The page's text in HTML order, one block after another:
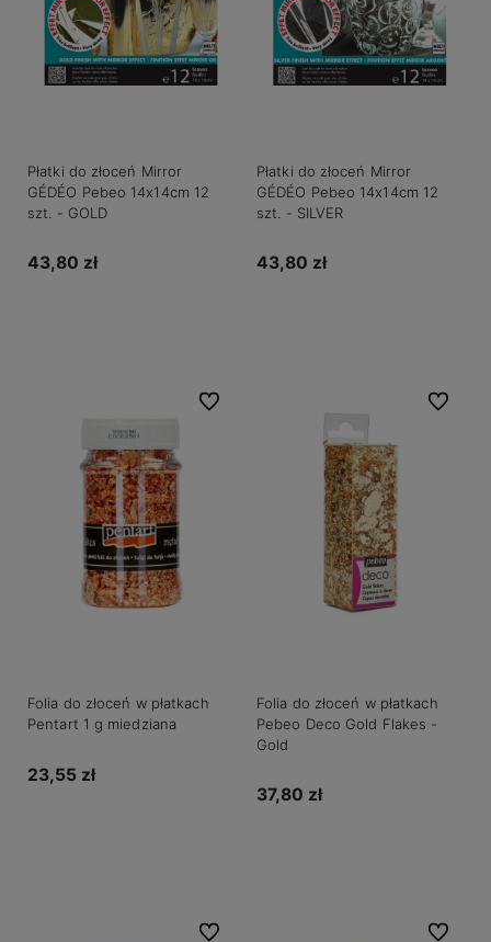
Płatki do złoceń Mirror
GÉDÉO Pebeo 14x14cm 12
szt. - GOLD
43,80 zł
Płatki do złoceń Mirror
GÉDÉO Pebeo 14x14cm 12
szt. - SILVER
43,80 zł
Folia do złoceń w płatkach
Pentart 1 g miedziana
23,55 zł
Do ulubionych
Folia do złoceń w płatkach
Pebeo Deco Gold Flakes -
Gold
37,80 zł
Do
Do ulubionych Do